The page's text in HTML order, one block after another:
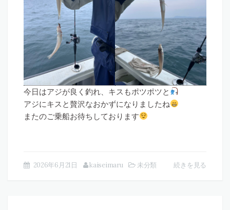
今日はアジが良く釣れ、キスもポツポツと
アジにキスと贅沢なおかずになりましたね
またのご乗船お待ちしております
2026年6月21日 kaiseimaru 未分類 続きを見る